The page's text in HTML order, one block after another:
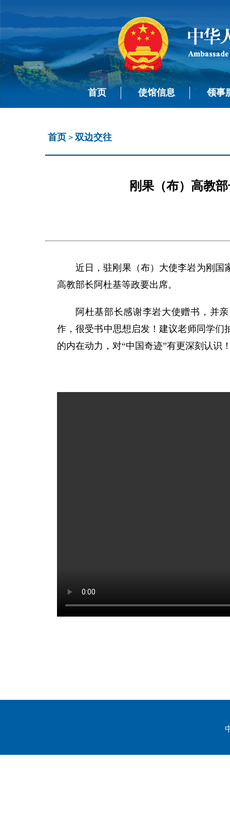
首页 使馆信息 领事
首页 > 双边交往
刚果（布）高教
近日，驻刚果（布）大使李岩为刚国
高教部长阿杜基等政要出席。
阿杜基部长感谢李岩大使赠书，并
作，很受书中思想启发！建议老师同学
的内在动力，对“中国奇迹”有更深刻认识